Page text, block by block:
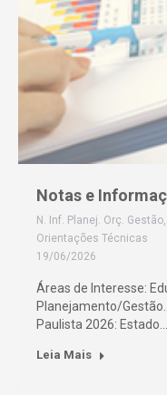
Notas e
N. Inf. Planej. Orç. Gestão,
Orientações Técnicas
19/06/2026
Áreas de Interesse:
Planejamento/
Paulista 2026: Estado…
Leia Mais